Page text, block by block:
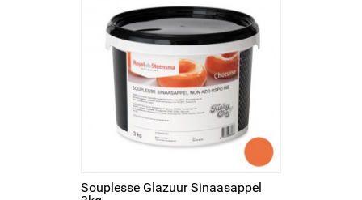
Souplesse Glazuur Sinaasappel